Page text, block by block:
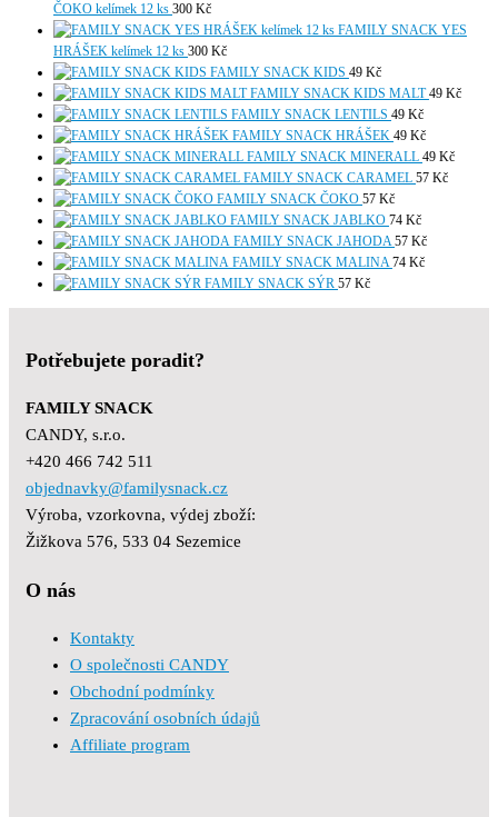
ČOKO kelímek 12 ks 300 Kč
FAMILY SNACK YES
HRÁŠEK kelímek 12 ks 300 Kč
FAMILY SNACK KIDS 49 Kč
FAMILY SNACK KIDS MALT 49 Kč
FAMILY SNACK LENTILS 49 Kč
FAMILY SNACK HRÁŠEK 49 Kč
FAMILY SNACK MINERALL 49 Kč
FAMILY SNACK CARAMEL 57 Kč
FAMILY SNACK ČOKO 57 Kč
FAMILY SNACK JABLKO 74 Kč
FAMILY SNACK JAHODA 57 Kč
FAMILY SNACK MALINA 74 Kč
FAMILY SNACK SÝR 57 Kč
Potřebujete poradit?
FAMILY SNACK
CANDY, s.r.o.
+420 466 742 511
objednavky@familysnack.cz
Výroba, vzorkovna, výdej zboží:
Žižkova 576, 533 04 Sezemice
O nás
Kontakty
O společnosti CANDY
Obchodní podmínky
Zpracování osobních údajů
Affiliate program